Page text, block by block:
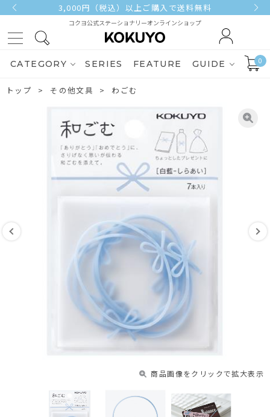
3,000円（税込）以上ご購入で送料無料
コクヨ公式ステーショナリーオンラインショップ
CATEGORY SERIES FEATURE GUIDE 0
トップ その他文具 わごむ
商品画像をクリックで拡大表示